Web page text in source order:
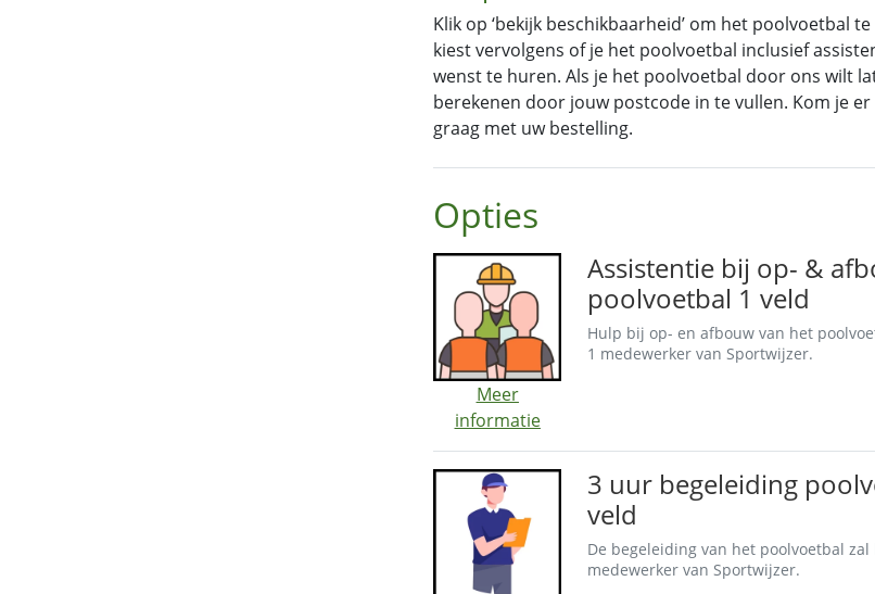
Klik op ‘bekijk beschikbaarheid’ om het poolvoetbal
kiest vervolgens of je het poolvoetbal inclusief
wenst te huren. Als je het poolvoetbal door ons wilt
berekenen door jouw postcode in te vullen. Kom je
graag met uw bestelling.
Opties
Meer
informatie
Assistentie bij op- &
poolvoetbal 1 veld
Hulp bij op- en afbouw van het
1 medewerker van Sportwijzer.
3 uur begeleiding
veld
De begeleiding van het poolvoetbal zal
medewerker van Sportwijzer.